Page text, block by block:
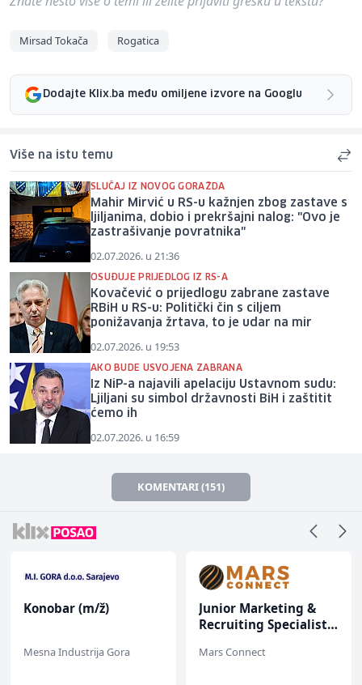
Mirsad Tokača Rogatica
Dodajte Klix.ba među omiljene izvore na Googlu
Više na istu temu
SLUČAJ IZ NOVOG GORAŽDA
Mahir Mirvić u RS-u kažnjen zbog zastave s
ljiljanima, dobio i prekršajni nalog: "Ovo je
zastrašivanje povratnika"
02.07.2026. u 21:36
OSUĐUJE PRIJEDLOG IZ RS-A
Kovačević o prijedlogu zabrane zastave
RBiH u RS-u: Politički čin s ciljem
ponižavanja žrtava, to je udar na mir
02.07.2026. u 19:53
AKO BUDE USVOJENA ZABRANA
Iz NiP-a najavili apelaciju Ustavnom sudu:
Ljiljani su simbol državnosti BiH i zaštitit
ćemo ih
02.07.2026. u 16:59
KOMENTARI (151)
Konobar (m/ž)
Mesna Industrija Gora
Junior Marketing &
Recruiting Specialist
Mars Connect